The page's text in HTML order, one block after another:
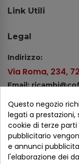
Link Utili
Legal
Indirizzo:
Via Roma, 234,
Email:
Tel.: +39 080 44
WhatsApp: +39
Metodi di
Questo negozio
legati a prestazioni,
cookie di terze
pubblicitario
e annunci
l'elaborazione dei